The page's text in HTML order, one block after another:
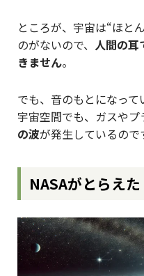
ところが、宇宙は“ほと
のがないので、 人間の耳
きません。
でも、音のもとになって
宇宙空間でも、ガスや
の波が発生しているので
NASAがとらえた